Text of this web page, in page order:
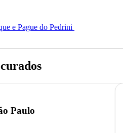
e Pague do Pedrini
Paulo